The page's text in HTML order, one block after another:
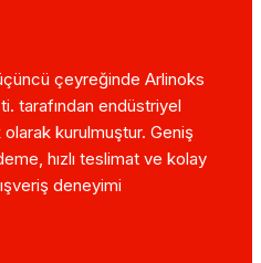
çeyreğinde Arlinoks
tarafından endüstriyel
kurulmuştur. Geniş
hızlı teslimat ve kolay
deneyimi